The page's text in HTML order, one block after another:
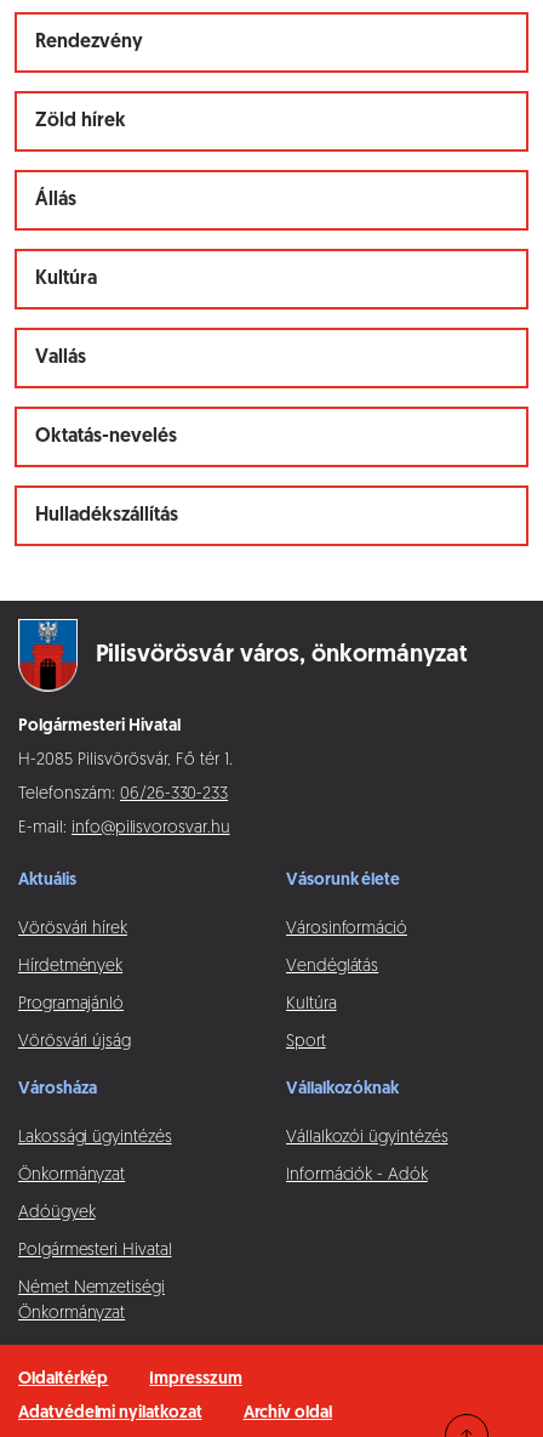
Rendezvény
Zöld hírek
Állás
Kultúra
Vallás
Oktatás-nevelés
Hulladékszállítás
Pilisvörösvár város, önkormányzat
Polgármesteri Hivatal
H-2085 Pilisvörösvár, Fő tér 1.
Telefonszám: 06/26-330-233
E-mail: info@pilisvorosvar.hu
Aktuális
Vörösvári hírek
Hírdetmények
Programajánló
Vörösvári újság
Vásorunk élete
Városinformáció
Vendéglátás
Kultúra
Sport
Városháza
Lakossági ügyintézés
Önkormányzat
Adóügyek
Polgármesteri Hivatal
Német Nemzetiségi
Önkormányzat
Vállalkozóknak
Vállalkozói ügyintézés
Információk - Adók
Oldaltérkép
Impresszum
Adatvédelmi nyilatkozat
Archív oldal